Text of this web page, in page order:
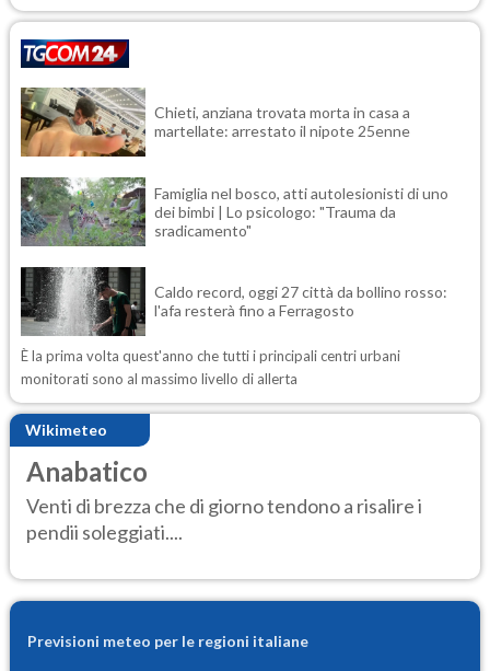
Chieti, anziana trovata morta in casa a
martellate: arrestato il nipote 25enne
Famiglia nel bosco, atti autolesionisti di uno
dei bimbi | Lo psicologo: "Trauma da
sradicamento"
Caldo record, oggi 27 città da bollino rosso:
l'afa resterà fino a Ferragosto
È la prima volta quest'anno che tutti i principali centri urbani
monitorati sono al massimo livello di allerta
Wikimeteo
Anabatico
Venti di brezza che di giorno tendono a risalire i
pendii soleggiati....
Previsioni meteo per le regioni italiane